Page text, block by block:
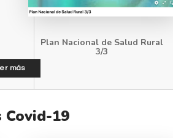
Plan Nacional de Salud Rural
3/3
más
19